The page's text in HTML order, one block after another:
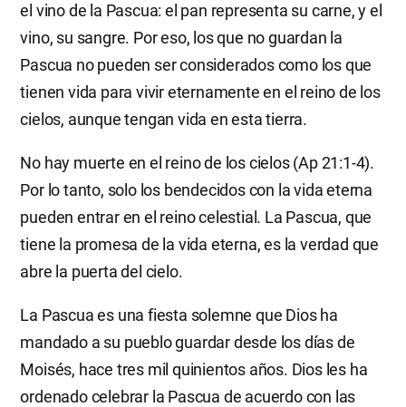
el vino de la Pascua: el pan representa su carne, y el
vino, su sangre. Por eso, los que no guardan la
Pascua no pueden ser considerados como los que
tienen vida para vivir eternamente en el reino de los
cielos, aunque tengan vida en esta tierra.
No hay muerte en el reino de los cielos (Ap 21:1-4).
Por lo tanto, solo los bendecidos con la vida eterna
pueden entrar en el reino celestial. La Pascua, que
tiene la promesa de la vida eterna, es la verdad que
abre la puerta del cielo.
La Pascua es una fiesta solemne que Dios ha
mandado a su pueblo guardar desde los días de
Moisés, hace tres mil quinientos años. Dios les ha
ordenado celebrar la Pascua de acuerdo con las